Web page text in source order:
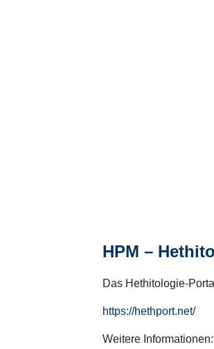
HPM –
Das Hethitologie-
https://hethport.net/
Weitere Informationen: